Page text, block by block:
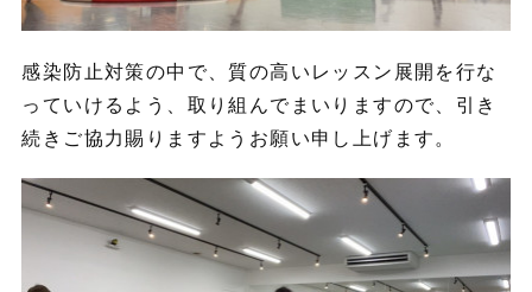
感染防止対策の中で、質の高いレッスン展開を行な
っていけるよう、取り組んでまいりますので、引き
続きご協力賜りますようお願い申し上げます。